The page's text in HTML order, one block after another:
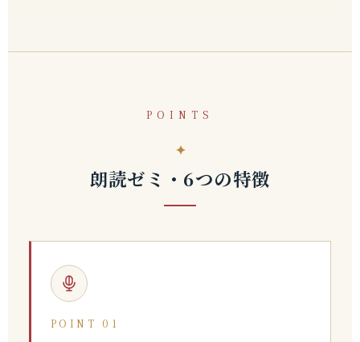
POINTS
朗読ゼミ・6つの特徴
POINT 01